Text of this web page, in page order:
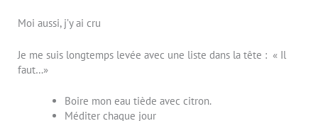
Moi aussi, j’y ai cru
Je me suis longtemps levée avec une liste dans la tête : « Il
faut…»
Boire mon eau tiède avec citron.
Méditer chaque jour